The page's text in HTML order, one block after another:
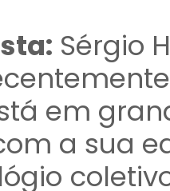
Sérgio
em
a sua